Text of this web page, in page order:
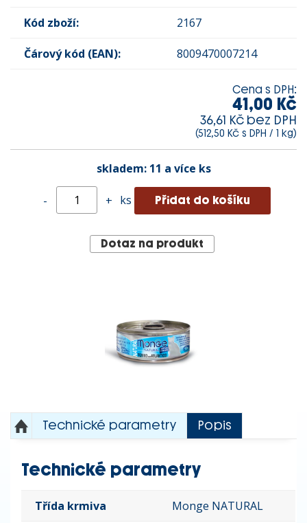
Kód zboží: 2167
Čárový kód (EAN): 8009470007214
Cena s DPH:
41,00 Kč
36,61 Kč bez DPH
(512,50 Kč s DPH / 1 kg)
skladem: 11 a více ks
- + ks
Dotaz na produkt
Technické parametry Popis
Technické parametry
Třída krmiva Monge NATURAL